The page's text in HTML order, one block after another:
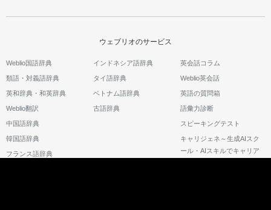
ウェブリオのサービス
Weblio国語辞典
類語・対義語辞典
英和辞典・和英辞典
Weblio翻訳
中国語辞典
韓国語辞典
フランス語辞典
インドネシア語辞典
タイ語辞典
ベトナム語辞典
古語辞典
英会話コラム
Weblio英会話
英語の質問箱
語彙力診断
スピーキングテスト
キャリジェネ～生成AIスク
ール・AIスキルでキャリア